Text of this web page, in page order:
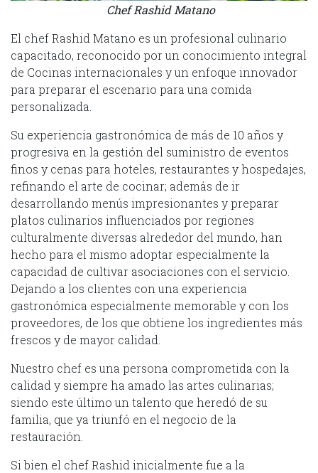
Chef Rashid Matano
El chef Rashid Matano es un profesional culinario
capacitado, reconocido por un conocimiento integral
de Cocinas internacionales y un enfoque innovador
para preparar el escenario para una comida
personalizada.
Su experiencia gastronómica de más de 10 años y
progresiva en la gestión del suministro de eventos
finos y cenas para hoteles, restaurantes y hospedajes,
refinando el arte de cocinar; además de ir
desarrollando menús impresionantes y preparar
platos culinarios influenciados por regiones
culturalmente diversas alrededor del mundo, han
hecho para el mismo adoptar especialmente la
capacidad de cultivar asociaciones con el servicio.
Dejando a los clientes con una experiencia
gastronómica especialmente memorable y con los
proveedores, de los que obtiene los ingredientes más
frescos y de mayor calidad.
Nuestro chef es una persona comprometida con la
calidad y siempre ha amado las artes culinarias;
siendo este último un talento que heredó de su
familia, que ya triunfó en el negocio de la
restauración.
Si bien el chef Rashid inicialmente fue a la